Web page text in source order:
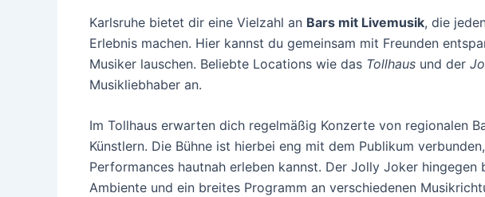
Karlsruhe bietet dir eine Vielzahl an Bars mit Livemusik, die
Erlebnis machen. Hier kannst du gemeinsam mit Freunden
Musiker lauschen. Beliebte Locations wie das Tollhaus und der
Musikliebhaber an.
Im Tollhaus erwarten dich regelmäßig Konzerte von regionalen
Künstlern. Die Bühne ist hierbei eng mit dem Publikum
Performances hautnah erleben kannst. Der Jolly Joker
Ambiente und ein breites Programm an verschiedenen